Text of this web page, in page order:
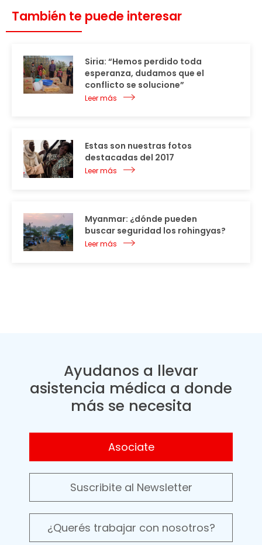
También te puede interesar
Siria: “Hemos perdido toda
esperanza, dudamos que el
conflicto se solucione”
Leer más
Estas son nuestras fotos
destacadas del 2017
Leer más
Myanmar: ¿dónde pueden
buscar seguridad los rohingyas?
Leer más
Ayudanos a llevar
asistencia médica a donde
más se necesita
Asociate
Suscribite al Newsletter
¿Querés trabajar con nosotros?